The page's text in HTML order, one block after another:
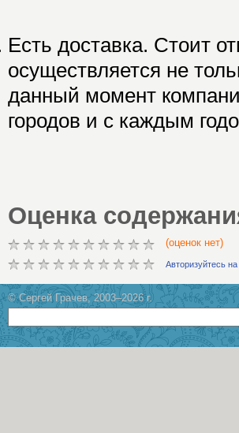
Есть доставка. Стоит
осуществляется не
данный момент
городов и с каждым
Оценка
(оценок нет)
Авторизуйтесь
© Сергей Грачев, 2003–2026 г.